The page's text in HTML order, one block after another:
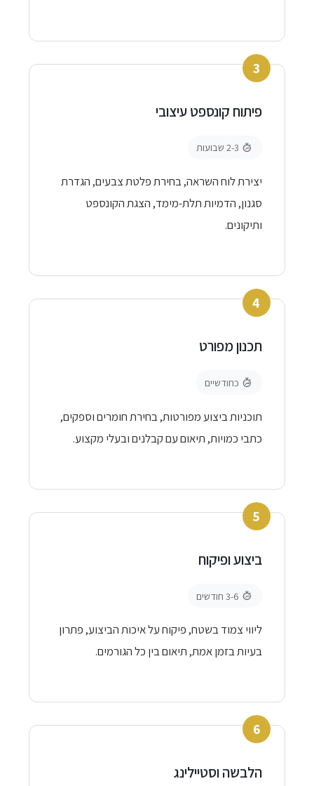
3
פיתוח קונספט עיצובי
יצירת לוח השראה, בחירת פלטת צבעים, הגדרת
סגנון, הדמיות תלת-מימד, הצגת הקונספט
ותיקונים.
4
תכנון מפורט
כחודשיים
תוכניות ביצוע מפורטות, בחירת חומרים וספקים,
כתבי כמויות, תיאום עם קבלנים ובעלי מקצוע.
5
ביצוע ופיקוח
ליווי צמוד בשטח, פיקוח על איכות הביצוע, פתרון
בעיות בזמן אמת, תיאום בין כל הגורמים.
6
הלבשה וסטיילינג